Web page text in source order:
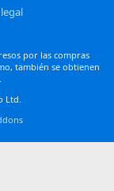
por las compras
también se obtienen
Ltd.